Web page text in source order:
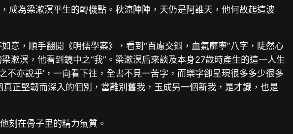
成為梁漱溟平生的轉機點。秋涼陣陣，天仍是阿誰天，他何故起這波
意，順手翻閱《明儒學案》，看到“百慮交錮，血氣靡寧”八字，陡然心
漱溟，他看到鏡中之“我”。梁漱溟后來談及本身27歲時產生的這一人生
亦說乎’，一向看下往，全書不見一苦字，而樂字卻呈現很多多少很多
正堅韌而深入的個別，當離別舊我，玉成另一個新我，是才識，也是
刻在骨子里的精力氣質。